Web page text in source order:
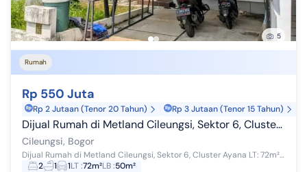
5
Rumah
Rp 550 Juta
Rp 2 Jutaan (Tenor 20 Tahun) Rp 3 Jutaan (Tenor 15 Tahun)
Dijual Rumah di Metland Cileungsi, Sektor 6, Cluster Ayana
Cileungsi, Bogor
Dijual Rumah di Metland Cileungsi, Sektor 6, Cluster Ayana LT: 72m² LB: 50m² Jumlah lantai: 1 KT: 2 KM: 1 Air: Pompa Listrik: 1,300VA Toke...
2
1 1LT:72m²LB:50m²